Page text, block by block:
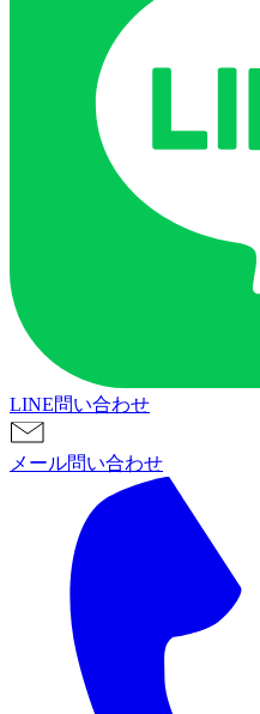
LINE問い合わせ
メール問い合わせ